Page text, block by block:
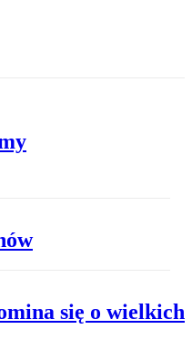
się o wielkich